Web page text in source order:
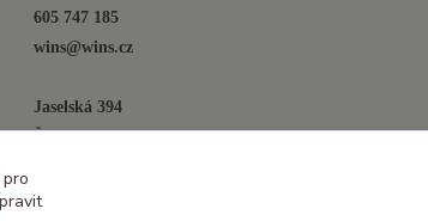
605 747 185
wins@wins.cz
Jaselská 394
Šenov u N. Jičína